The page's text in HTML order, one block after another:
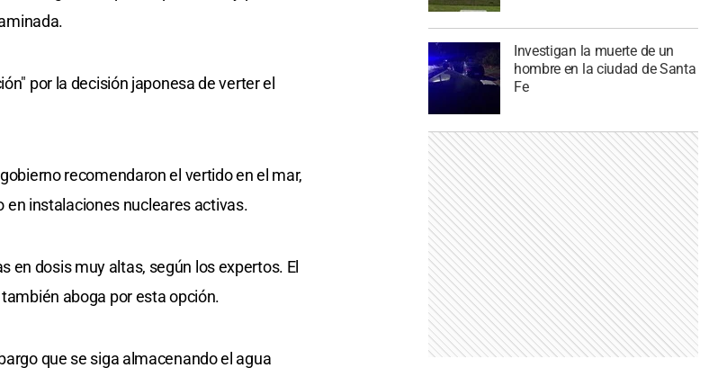
por la decisión japonesa de verter el
recomendaron el vertido en el mar,
en instalaciones nucleares activas.
en dosis muy altas, según los expertos. El
aboga por esta opción.
que se siga almacenando el agua
Investigan la muerte de un
hombre en la ciudad de Santa
Fe